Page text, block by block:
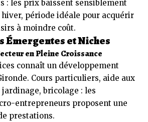
: les prix baissent sensiblement
hiver, période idéale pour acquérir
à moindre coût.
Émergentes et Niches
en Pleine Croissance
connaît un développement
Cours particuliers, aide aux
bricolage : les
entrepreneurs proposent une
prestations.